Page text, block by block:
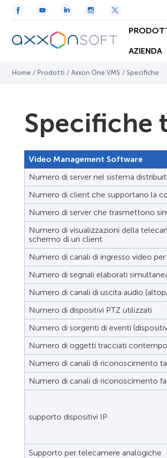
AZIENDA
Home / Prodotti / Axxon One VMS / Specifiche
Specifiche
Video Management Software
Numero di server nel sistema
Numero di client che supportano la
Numero di server che trasmettono
Numero di visualizzazioni della
schermo di un client
Numero di canali di ingresso video per
Numero di segnali elaborati
Numero di canali di uscita audio
Numero di dispositivi PTZ utilizzati
Numero di sorgenti di eventi
Numero di oggetti tracciati
Numero di canali di riconoscimento
Numero di canali di riconoscimento
supporto dispositivi IP
Supporto per telecamere analogiche